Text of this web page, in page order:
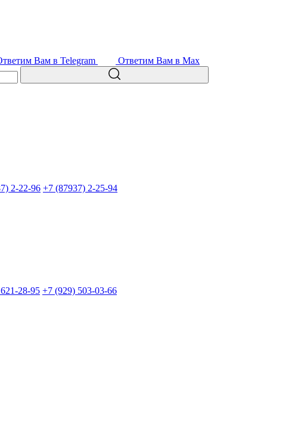
Вам в Telegram Ответим Вам в Max
2-22-96 +7 (87937) 2-25-94
28-95 +7 (929) 503-03-66